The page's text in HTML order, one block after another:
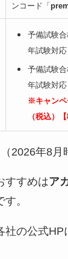
ンコード「
予備試験
年試験対応
予備試験
年試験対応
※キャンペ
（税込）
（2026年8月
すすめはア
。
社の公式HP